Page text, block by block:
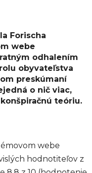
Forischa
webe
odhalením
obyvateľstva
preskúmaní
o nič viac,
teóriu.
webe
hodnotiteľov z